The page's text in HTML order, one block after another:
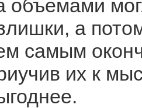
объемами
а
самым
их к